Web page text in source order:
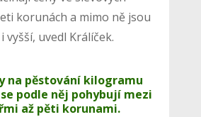
korunách a mimo ně jsou
vyšší, uvedl Králíček.
na pěstování kilogramu
podle něj pohybují mezi
až pěti korunami.